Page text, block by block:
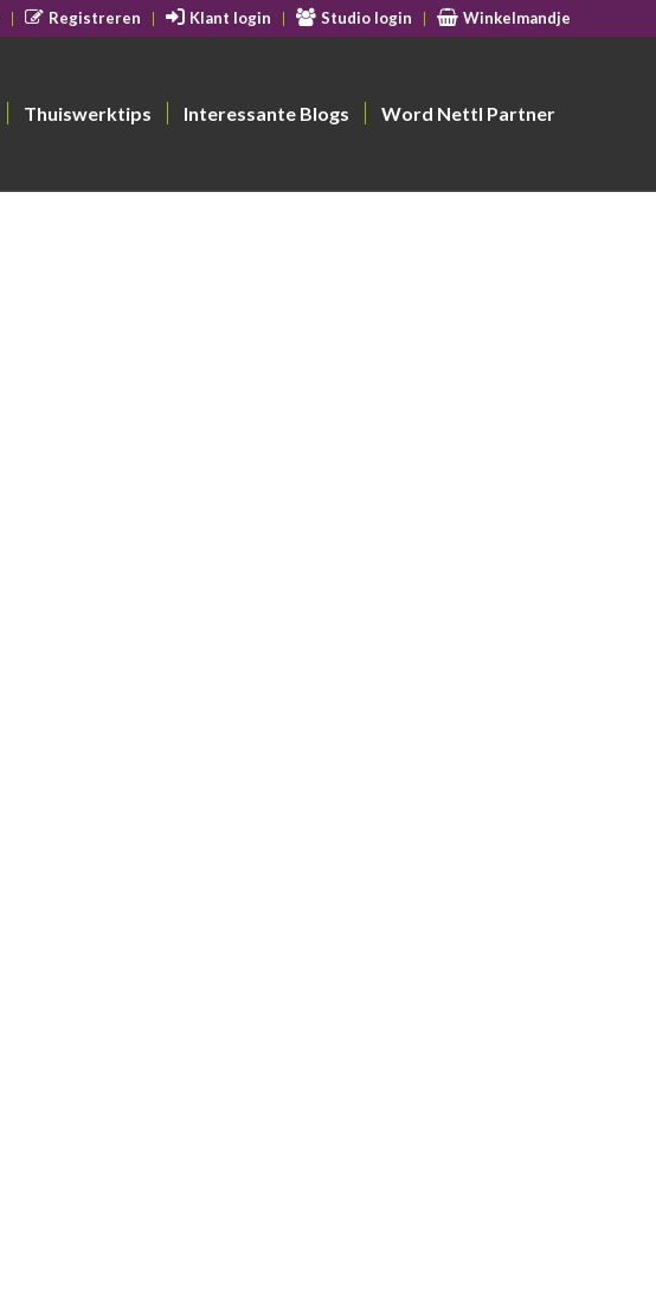
Registreren Klant login Studio login Winkelmandje
Thuiswerktips Interessante Blogs Word Nettl Partner